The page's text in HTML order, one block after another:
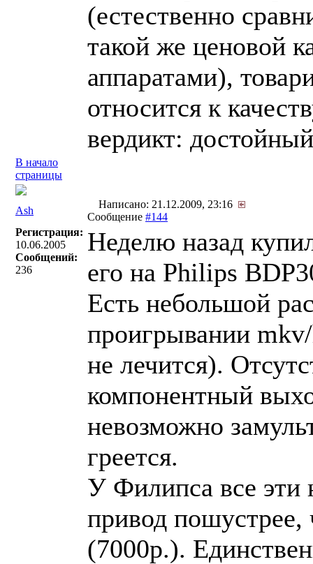
(естественно
такой же ценовой
аппаратами),
относится к
вердикт:
В начало
страницы
Ash
Написано: 21.12.2009, 23:16
Сообщение #144
Регистрация:
10.06.2005
Сообщений:
236
Неделю назад
его на Philips
Есть небольшой
проигрывании
не лечится).
компонентный
невозможно
греется.
У Филипса все эти
привод
(7000р.).